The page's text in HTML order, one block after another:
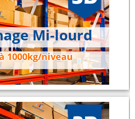
Mi-lourd
1000kg/niveau